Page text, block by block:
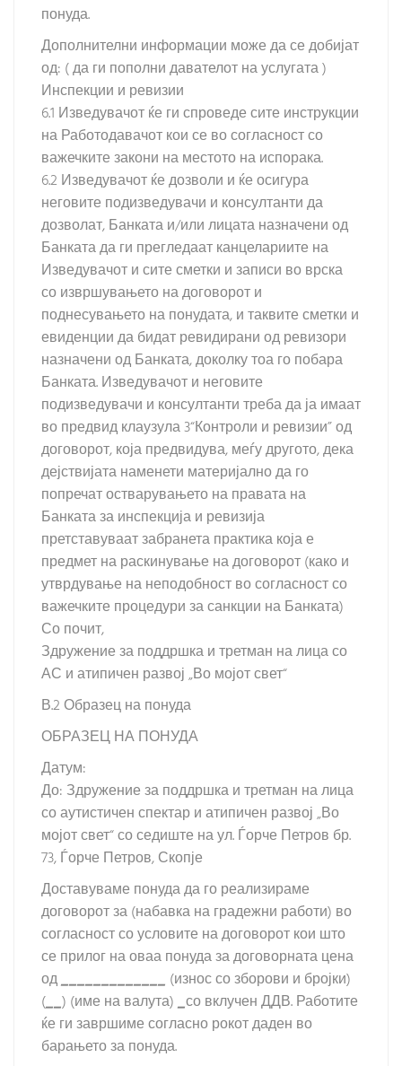
понуда.
Дополнителни информации може да се добијат
од: ( да ги пополни давателот на услугата )
Инспекции и ревизии
6.1 Изведувачот ќе ги спроведе сите инструкции
на Работодавачот кои се во согласност со
важечките закони на местото на испорака.
6.2 Изведувачот ќе дозволи и ќе осигура
неговите подизведувачи и консултанти да
дозволат, Банката и/или лицата назначени од
Банката да ги прегледаат канцелариите на
Изведувачот и сите сметки и записи во врска
со извршувањето на договорот и
поднесувањето на понудата, и таквите сметки и
евиденции да бидат ревидирани од ревизори
назначени од Банката, доколку тоа го побара
Банката. Изведувачот и неговите
подизведувачи и консултанти треба да ја имаат
во предвид клаузула 3“Контроли и ревизии” од
договорот, која предвидува, меѓу другото, дека
дејствијата наменети материјално да го
попречат остварувањето на правата на
Банката за инспекција и ревизија
претставуваат забранета практика која е
предмет на раскинување на договорот (како и
утврдување на неподобност во согласност со
важечките процедури за санкции на Банката)
Со почит,
Здружение за поддршка и третман на лица со
АС и атипичен развој „Во мојот свет“
В.2 Образец на понуда
ОБРАЗЕЦ НА ПОНУДА
Датум:
До: Здружение за поддршка и третман на лица
со аутистичен спектар и атипичен развој „Во
мојот свет“ со седиште на ул. Ѓорче Петров бр.
73, Ѓорче Петров, Скопје
Доставуваме понуда да го реализираме
договорот за (набавка на градежни работи) во
согласност со условите на договорот кои што
се прилог на оваа понуда за договорната цена
од_____________ (износ со зборови и бројки)
(__) (име на валута)_со вклучен ДДВ. Работите
ќе ги завршиме согласно рокот даден во
барањето за понуда.